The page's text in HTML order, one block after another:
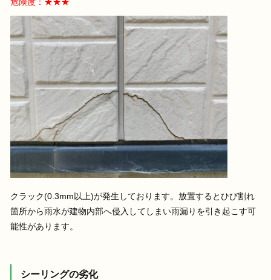
危険度：★★★
クラック(0.3mm以上)が発生しております。放置するとひび割れ
箇所から雨水が建物内部へ侵入してしまい雨漏りを引き起こす可
能性があります。
シーリングの劣化